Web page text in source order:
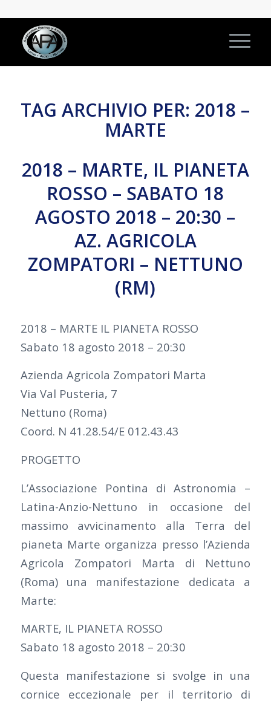
TAG ARCHIVIO PER: 2018 –
MARTE
2018 – MARTE, IL PIANETA
ROSSO – SABATO 18
AGOSTO 2018 – 20:30 –
AZ. AGRICOLA
ZOMPATORI – NETTUNO
(RM)
2018 – MARTE IL PIANETA ROSSO
Sabato 18 agosto 2018 – 20:30
Azienda Agricola Zompatori Marta
Via Val Pusteria, 7
Nettuno (Roma)
Coord. N 41.28.54/E 012.43.43
PROGETTO
L’Associazione Pontina di Astronomia –
Latina-Anzio-Nettuno in occasione del
massimo avvicinamento alla Terra del
pianeta Marte organizza presso l’Azienda
Agricola Zompatori Marta di Nettuno
(Roma) una manifestazione dedicata a
Marte:
MARTE, IL PIANETA ROSSO
Sabato 18 agosto 2018 – 20:30
Questa manifestazione si svolge in una
cornice eccezionale per il territorio di